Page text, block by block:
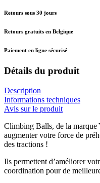
Retours sous 30 jours
Retours gratuits en Belgique
Paiement en ligne sécurisé
Détails du produit
Description
Informations techniques
Avis sur le produit
Climbing Balls, de la
augmenter votre force de
des tractions !
Ils permettent d’améliorer
coordination pour de